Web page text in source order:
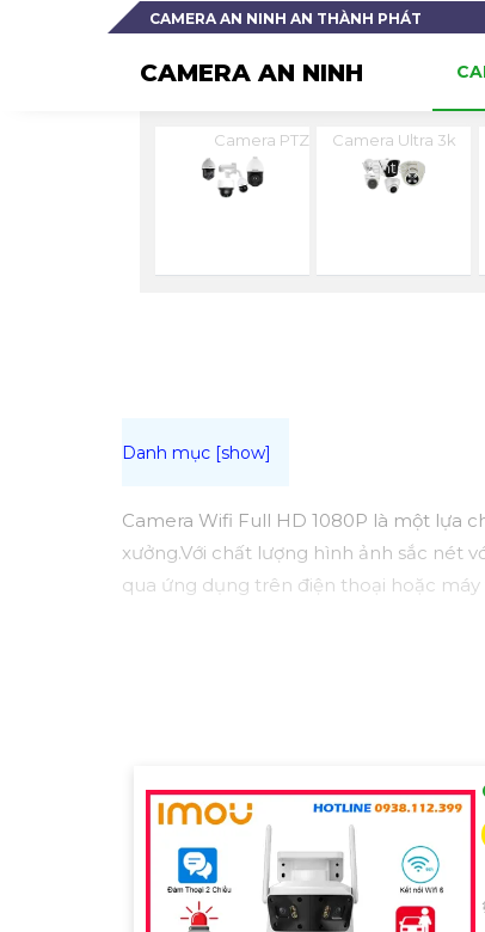
CAMERA AN NINH AN THÀNH PHÁT
CAMERA AN NINH
Camera PTZ
Camera Ultra 3k
Vantech
Camera Wifi Full HD 1080P là một lựa
xưởng.Với chất lượng hình ảnh sắc nét
qua ứng dụng trên điện thoại hoặc máy